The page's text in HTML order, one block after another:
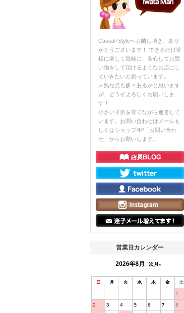
Casual+Styleへお越し頂き、あり
がとうございます！ できるだけ皆
様に楽しく気軽に、安心してお買
い物をして頂けるようなお店にし
ていきたいと思っています。
未熟な点も多々あるかと思います
が、どうぞよろしくお願いしま
す！
小さい子供を育てながら運営して
います。お問い合わせはメールも
しくはショップHP「お問い合わ
せ」からお願いします。
営業日カレンダー
2026年8月 次月»
日 月 火 水 木 金 土
1
2 3 4 5 6 7 8